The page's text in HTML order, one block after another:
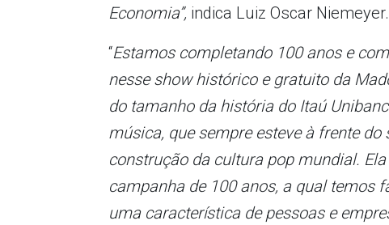
Economia”, indica Luiz Oscar Niemeyer.
“Estamos completando 100 anos e
nesse show histórico e gratuito da
do tamanho da história do Itaú
música, que sempre esteve à frente
construção da cultura pop mundial.
campanha de 100 anos, a qual temos
uma característica de pessoas e